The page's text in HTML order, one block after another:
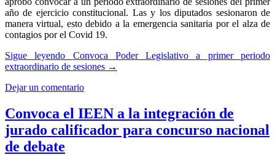
año de ejercicio constitucional. Las y los diputados sesionaron de
manera virtual, esto debido a la emergencia sanitaria por el alza de
contagios por el Covid 19.
Sigue leyendo Convoca Poder Legislativo a primer periodo
extraordinario de sesiones →
Dejar un comentario
Convoca el IEEN a la integración de
jurado calificador para concurso nacional
de debate